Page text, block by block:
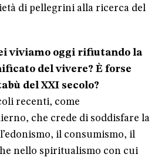
di pellegrini alla ricerca del
viviamo oggi rifiutando la
del vivere? È forse
del XXI secolo?
recenti, come
che crede di soddisfare la
il consumismo, il
nello spiritualismo con cui